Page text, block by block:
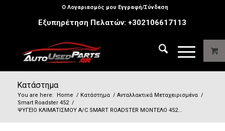
Ο Λογαριασμός μου Εγγραφή/Σύνδεση
Εξυπηρέτηση Πελατών:+302106617113
Κατάστημα
You are here: Home / Κατάστημα / Ανταλλακτικά Μεταχειρισμένα /
Smart Roadster 452 /
ΨΥΓΕΙΟ ΚΛΙΜΑΤΙΣΜΟΥ A/C SMART ROADSTER ΜΟΝΤΕΛΟ 452...